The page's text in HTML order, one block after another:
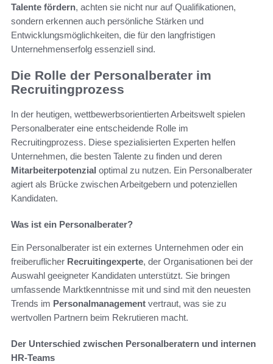
Talente fördern, achten sie nicht nur auf Qualifikationen,
sondern erkennen auch persönliche Stärken und
Entwicklungsmöglichkeiten, die für den langfristigen
Unternehmenserfolg essenziell sind.
Die Rolle der Personalberater im
Recruitingprozess
In der heutigen, wettbewerbsorientierten Arbeitswelt spielen
Personalberater eine entscheidende Rolle im
Recruitingprozess. Diese spezialisierten Experten helfen
Unternehmen, die besten Talente zu finden und deren
Mitarbeiterpotenzial optimal zu nutzen. Ein Personalberater
agiert als Brücke zwischen Arbeitgebern und potenziellen
Kandidaten.
Was ist ein Personalberater?
Ein Personalberater ist ein externes Unternehmen oder ein
freiberuflicher Recruitingexperte, der Organisationen bei der
Auswahl geeigneter Kandidaten unterstützt. Sie bringen
umfassende Marktkenntnisse mit und sind mit den neuesten
Trends im Personalmanagement vertraut, was sie zu
wertvollen Partnern beim Rekrutieren macht.
Der Unterschied zwischen Personalberatern und internen
HR-Teams